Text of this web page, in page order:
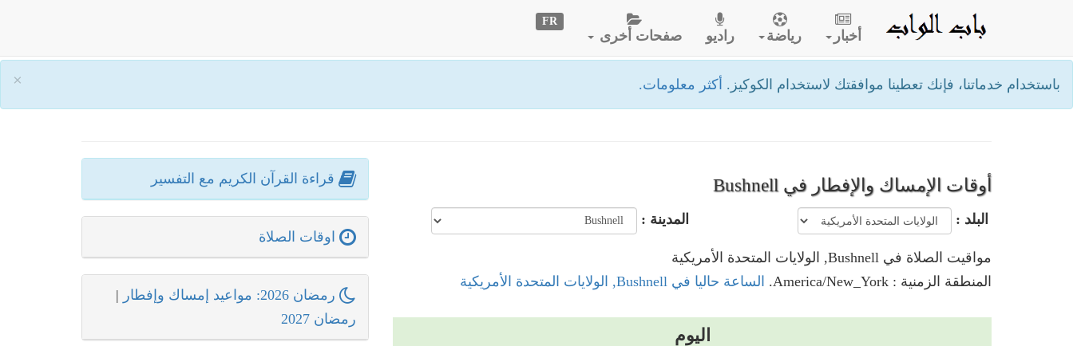
× باستخدام خدماتنا، فإنك تعطينا موافقتك لاستخدام الكوكيز. أكثر معلومات.
أخبار رياضة راديو صفحات أخرى
FR
أوقات الإمساك والإفطار في Bushnell
البلد : المدينة :
مواقيت الصلاة في Bushnell, الولايات المتحدة الأمريكية
المنطقة الزمنية : America/New_York.
الساعة حاليا في Bushnell, الولايات المتحدة الأمريكية
اليوم
قراءة القرآن الكريم مع التفسير
اوقات الصلاة
رمضان 2026: مواعيد إمساك وإفطار
|
رمضان 2027